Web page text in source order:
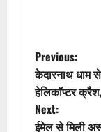
P
o
s
Previous:
केदारनाथ धाम
हेलिकॉप्टर
Next:
ईमेल से मिली